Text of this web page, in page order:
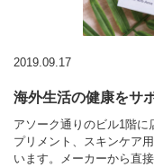
2019.09.17
海外生活の健康をサ
アソーク通りのビル1階
プリメント、スキンケア
います。メーカーから直